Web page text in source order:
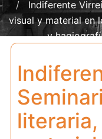
Indiferente
visual y material en
y